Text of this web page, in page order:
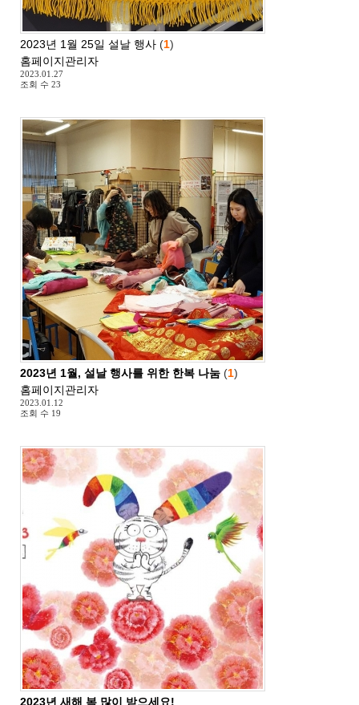
2023년 1월 25일 설날 행사 (1)
홈페이지관리자
2023.01.27
조회 수 23
2023년 1월, 설날 행사를 위한 한복 나눔 (1)
홈페이지관리자
2023.01.12
조회 수 19
2023년 새해 복 많이 받으세요!